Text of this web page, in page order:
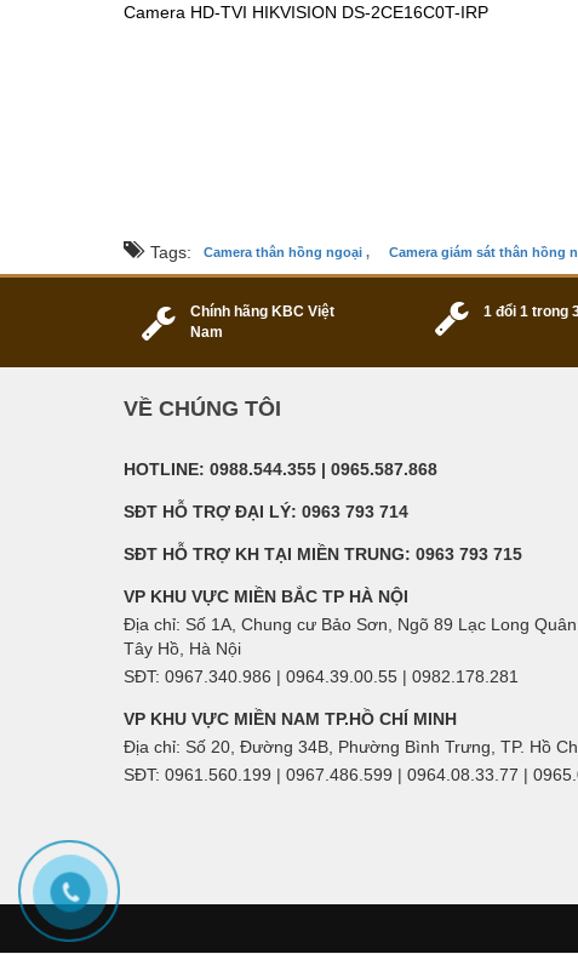
Camera HD-TVI HIKVISION DS-2CE16C0T-IRP
Tags: Camera thân hồng ngoại , Camera giám sát thân hồng
Chính hãng KBC Việt
Nam
1 đổi 1 trong
VỀ CHÚNG TÔI
HOTLINE: 0988.544.355 | 0965.587.868
SĐT HỖ TRỢ ĐẠI LÝ: 0963 793 714
SĐT HỖ TRỢ KH TẠI MIỀN TRUNG: 0963 793 715
VP KHU VỰC MIỀN BẮC TP HÀ NỘI
Địa chỉ: Số 1A, Chung cư Bảo Sơn, Ngõ 89 Lạc Long
Tây Hồ, Hà Nội
SĐT: 0967.340.986 | 0964.39.00.55 | 0982.178.281
VP KHU VỰC MIỀN NAM TP.HỒ CHÍ MINH
Địa chỉ: Số 20, Đường 34B, Phường Bình Trưng, TP. Hồ
SĐT: 0961.560.199 | 0967.486.599 | 0964.08.33.77 |